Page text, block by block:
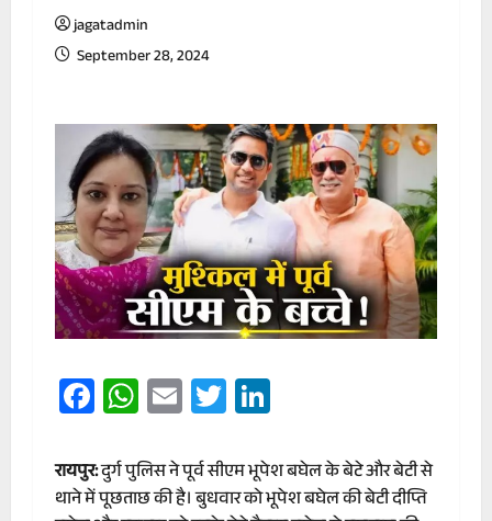
jagatadmin
September 28, 2024
Facebook
WhatsApp
EmailTwitter
रायपुर:दुर्ग पुलिस ने पूर्व सीएम भूपेश बघेल के बेटे और बेटी से
थाने में पूछताछ की है। बुधवार को भूपेश बघेल की बेटी दीप्ति